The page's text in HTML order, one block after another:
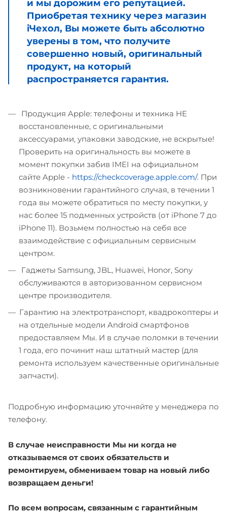
и мы дорожим его репутацией.
Приобретая технику через магазин
iЧехол, Вы можете быть абсолютно
уверены в том, что получите
совершенно новый, оригинальный
продукт, на который
распространяется гарантия.
Продукция Apple: телефоны и техника НЕ
восстановленные, с оригинальными
аксессуарами, упаковки заводские, не вскрытые!
Проверить на оригинальность вы можете в
момент покупки забив IMEI на официальном
сайте Apple - https://checkcoverage.apple.com/. При
возникновении гарантийного случая, в течении 1
года вы можете обратиться по месту покупки, у
нас более 15 подменных устройств (от iPhone 7 до
iPhone 11). Возьмем полностью на себя все
взаимодействие с официальным сервисным
центром.
Гаджеты Samsung, JBL, Huawei, Honor, Sony
обслуживаются в авторизованном сервисном
центре производителя.
Гарантию на электротранспорт, квадрокоптеры и
на отдельные модели Android смартфонов
предоставляем Мы. И в случае поломки в течении
1 года, его починит наш штатный мастер (для
ремонта используем качественные оригинальные
запчасти).
Подробную информацию уточняйте у менеджера по
телефону.
В случае неисправности Мы ни когда не
отказываемся от своих обязательств и
ремонтируем, обмениваем товар на новый либо
возвращаем деньги!
По всем вопросам, связанным с гарантийным